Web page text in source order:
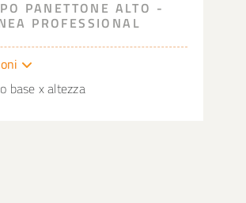
PANETTONE ALTO -
PROFESSIONAL
base x altezza